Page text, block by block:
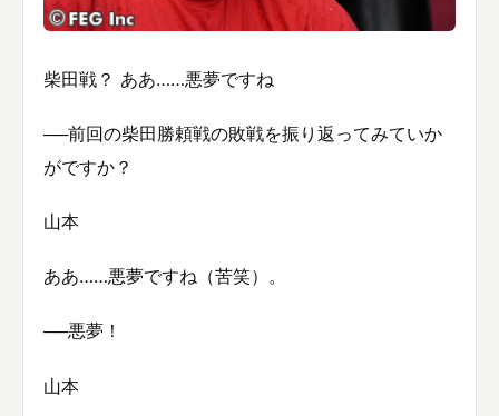
柴田戦？ ああ……悪夢ですね
──前回の柴田勝頼戦の敗戦を振り返ってみていか
がですか？
山本
ああ……悪夢ですね（苦笑）。
──悪夢！
山本